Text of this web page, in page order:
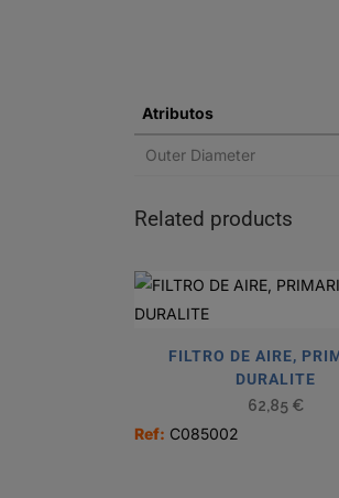
Atributos
Outer Diameter
Related products
FILTRO DE AIRE,
DURALITE
62,85 €
Ref: C085002